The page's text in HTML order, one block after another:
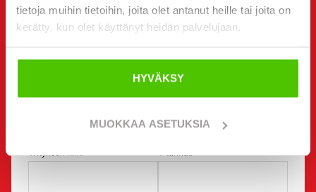
tietoja muihin tietoihin, joita olet antanut heille tai joita on
kerätty, kun olet käyttänyt heidän palvelujaan.
HYVÄKSY
MUOKKAA ASETUKSIA
Ostaa
Vuokrata